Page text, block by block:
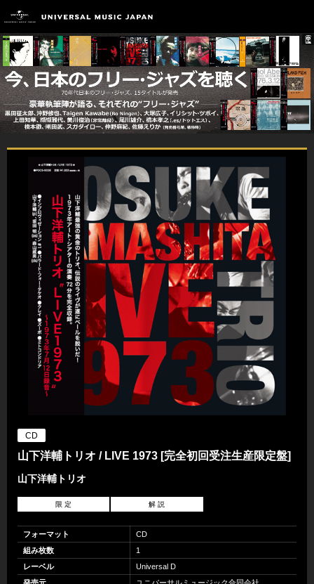
CD
山下洋輔トリオ / LIVE 1973 [完全初回受注生産限定盤]
山下洋輔トリオ
限 定 解 説
フォーマット
CD
組み枚数
1
レーベル
Universal D